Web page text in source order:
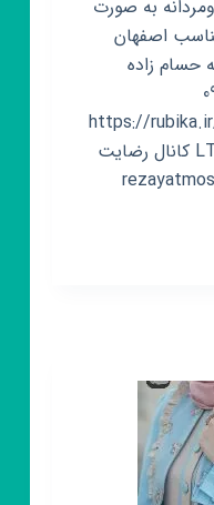
به صورت
اصفهان
حسام زاده
https://
LTEVBKMQKBXTANLKAJ کانال رضایت